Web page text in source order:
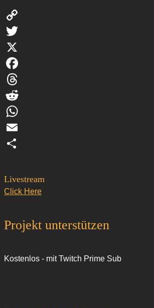
Copy
Link
Twitter
X
Facebook
Threads
Reddit
WhatsApp
Email
Livestream
Click Here
Projekt unterstützen
Kostenlos - mit Twitch Prime Sub